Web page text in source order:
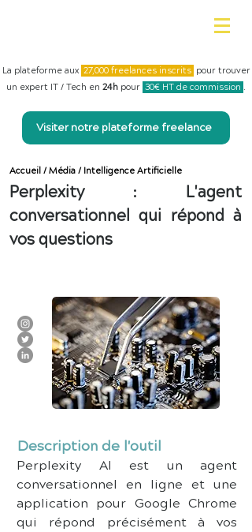
La plateforme aux 27,000 freelances inscrits pour trouver
un expert IT / Tech en 24h pour 30€ HT de commission .
Visiter notre plateforme freelance
Accueil / Média / Intelligence Artificielle
Perplexity : L'agent
conversationnel qui répond à
vos questions
Description de l'outil
Perplexity AI est un agent
conversationnel en ligne et une
application pour Google Chrome
qui répond précisément à vos